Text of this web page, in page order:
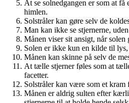
At se solnedgangen er som at
himlen.
Solstråler kan gøre selv de
Man kan ikke se stjernerne,
Månen viser sit ansigt, når solen
Solen er ikke kun en kilde til
Månen kan skinne på selv de
At tælle stjerner føles som at
facetter.
Solstråler kan være som et kram
Månen er aldrig sulten efter